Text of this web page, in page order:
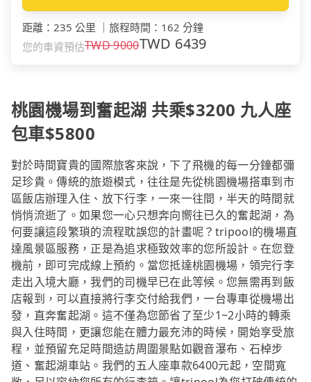
距離 ： 235 公里 旅程時間 ： 162 分鐘
您的車資預估TWD9000TWD 6439
桃園機場到奮起湖 共乘$3200 九人座
包車$5800
對於時間寶貴的國際旅客來說，下了飛機的每一分鐘都彌
足珍貴。傳統的旅遊模式，往往是先從桃園機場搭車到市
區飯店辦理入住、放下行李，一來一往間，半天的時間就
悄悄流逝了。如果您一心只想奔向嚮往已久的奮起湖，為
何要讓這段繁瑣的流程耽誤您的計畫呢？tripool的機場直
達風景區服務，正是為追求極致效率的您所設計。在您登
機前，即可完成線上預約。當您抵達桃園機場，領完行李
走出入境大廳，我們的司機早已在此等候。您無需再到飯
店報到，可以直接將行李交付給我們，一台專車從機場出
發，直奔奮起湖。這不僅為您節省了至少1~2小時的轉乘
與入住時間，更讓您能在體力最充沛的時候，開始享受旅
程，並預留充足時間造訪周圍景點如觀音瀑布、石棹步
道、奮起湖車站。我們的五人座車款6400元起，空間寬